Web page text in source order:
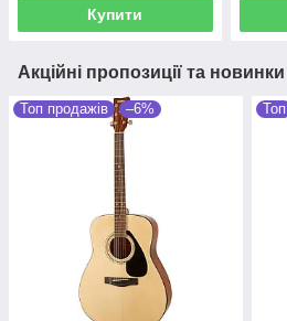
Купити
Акційні пропозиції та новинки
Топ продажів –6% Топ